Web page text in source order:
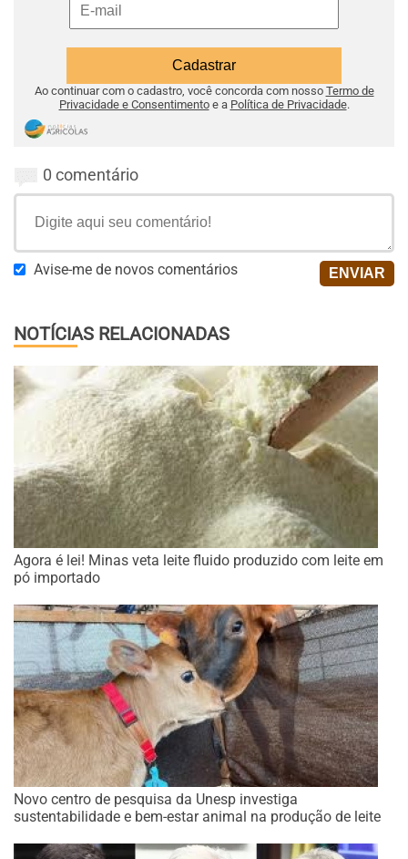
Ao continuar com o cadastro, você concorda com nosso Termo de
Privacidade e Consentimentoe a Política de Privacidade.
0 comentário
Avise-me de novos comentários
NOTÍCIAS RELACIONADAS
Agora é lei! Minas veta leite fluido produzido com leite em
pó importado
Novo centro de pesquisa da Unesp investiga
sustentabilidade e bem-estar animal na produção de leite